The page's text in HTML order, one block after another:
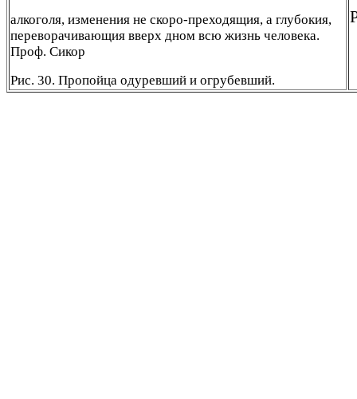
алкоголя, изменения не скоро-преходящия, а глубокия,
переворачивающия вверх дном всю жизнь человека.
Проф. Сикор
Рис. 30. Пропойца одуревший и огрубевший.